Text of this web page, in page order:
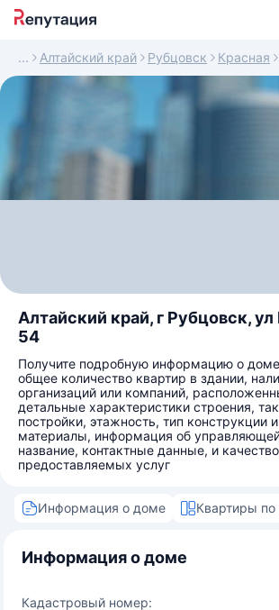
Алтайский край Рубцовск Красная
Алтайский край, г Рубцовск,
54
Получите подробную информацию о
общее количество квартир в здании,
организаций или компаний,
детальные характеристики строения,
постройки, этажность, тип конструкции
материалы, информация об
название, контактные данные, и качество
предоставляемых услуг
Информация о доме Квартиры по
Информация о доме
Кадастровый номер: